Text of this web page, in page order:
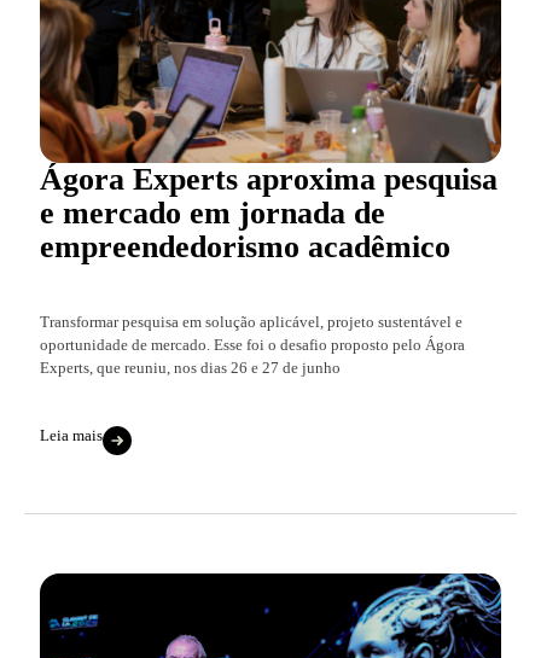
Ágora Experts aproxima pesquisa
e mercado em jornada de
empreendedorismo acadêmico
Transformar pesquisa em solução aplicável, projeto sustentável e
oportunidade de mercado. Esse foi o desafio proposto pelo Ágora
Experts, que reuniu, nos dias 26 e 27 de junho
Leia mais